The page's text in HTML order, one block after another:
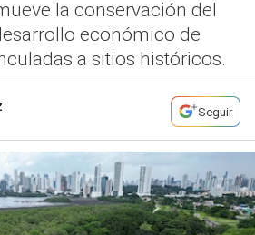
la conservación del
económico de
a sitios históricos.
Seguir